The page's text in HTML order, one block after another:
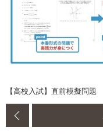
【高校入試】直前模擬問題